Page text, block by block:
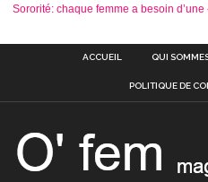
Sororité: chaque femme a besoin
ACCUEIL QUI
POLITIQUE DE